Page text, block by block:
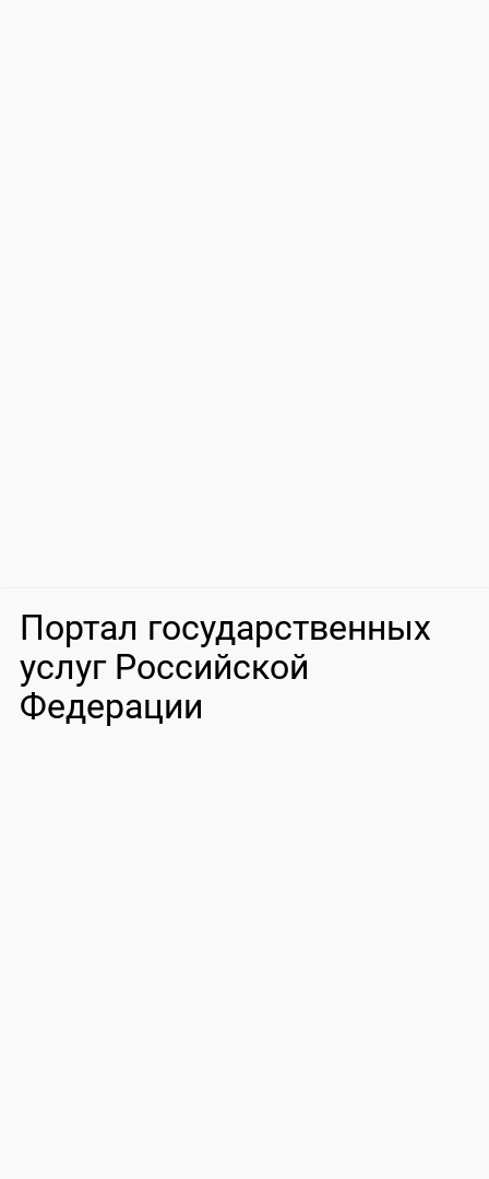
Портал государственных
услуг Российской
Федерации